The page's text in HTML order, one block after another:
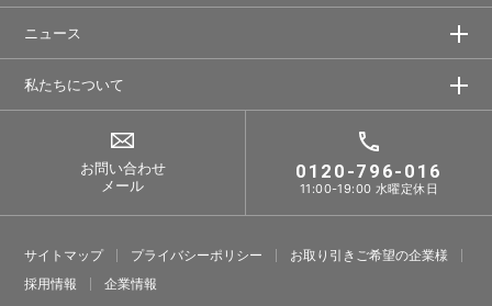
ニュース
私たちについて
お問い合わせ
メール
0120-796-016
11:00-19:00 水曜定休日
サイトマップ プライバシーポリシー
お取り引きご希望の企業様
採⽤情報
企業情報